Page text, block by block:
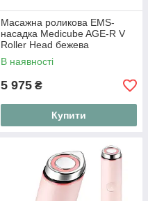
Масажна роликова EMS-
насадка Medicube AGE-R V
Roller Head бежева
В наявності
5 975 ₴
Купити